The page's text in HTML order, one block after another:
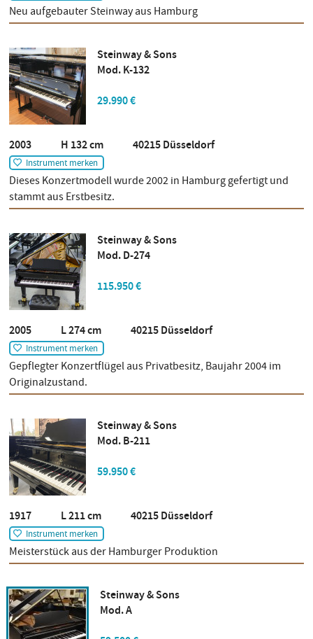
Neu aufgebauter Steinway aus Hamburg
Steinway & Sons
Mod. K-132
29.990 €
2003 H 132 cm 40215 Düsseldorf
Instrument merken
Dieses Konzertmodell wurde 2002 in Hamburg gefertigt und
stammt aus Erstbesitz.
Steinway & Sons
Mod. D-274
115.950 €
2005 L 274 cm 40215 Düsseldorf
Instrument merken
Gepflegter Konzertflügel aus Privatbesitz, Baujahr 2004 im
Originalzustand.
Steinway & Sons
Mod. B-211
59.950 €
1917 L 211 cm 40215 Düsseldorf
Instrument merken
Meisterstück aus der Hamburger Produktion
Steinway & Sons
Mod. A